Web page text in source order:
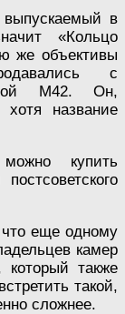
в
«Кольцо
же объективы
с
М42. Он,
хотя название
купить
что еще одному
камер
который также
такой,
сложнее.